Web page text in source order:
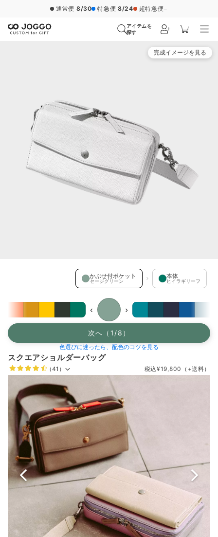
通常便 8/30 特急便 8/24 超特急便−
アイテムを
探す
完成イメージを見る
かぶせ付ポケット を選択中かぶせ付ポケット
セージグリーン
本体
ヒイラギリーフ
‹ ›
スクエアショルダーバッグ
（41） 税込¥19,800 （+送料）
次へ（1/8）
色選びに迷ったら、配色のコツを見る